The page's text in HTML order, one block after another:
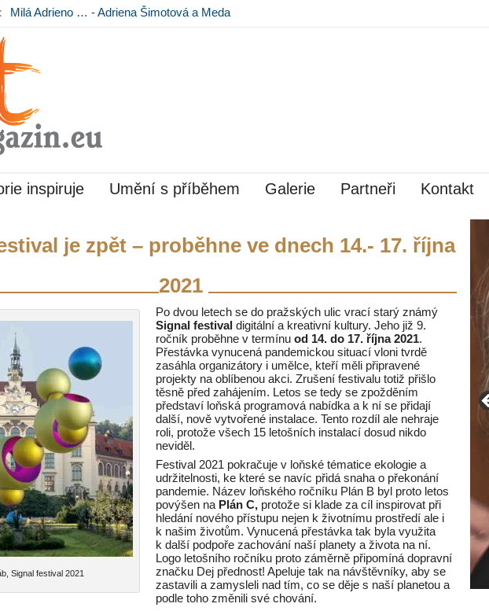
Milá Adrieno … - Adriena Šimotová a Meda
inspiruje Umění s příběhem Galerie Partneři Kontakt
je zpět – proběhne ve dnech 14.- 17. října
2021
Signal festival 2021
Po dvou letech se do pražských ulic vrací starý známý
Signal festival digitální a kreativní kultury. Jeho již 9.
ročník proběhne v termínuod 14. do 17. října 2021.
Přestávka vynucená pandemickou situací vloni tvrdě
zasáhla organizátory i umělce, kteří měli připravené
projekty na oblíbenou akci. Zrušení festivalu totiž přišlo
těsně před zahájením. Letos se tedy se zpožděním
představí loňská programová nabídka a k ní se přidají
další, nově vytvořené instalace. Tento rozdíl ale nehraje
roli, protože všech 15 letošních instalací dosud nikdo
neviděl.
Festival 2021 pokračuje v loňské tématice ekologie a
udržitelnosti, ke které se navíc přidá snaha o překonání
pandemie. Název loňského ročníku Plán B byl proto letos
povýšen na Plán C, protože si klade za cíl inspirovat při
hledání nového přístupu nejen k životnímu prostředí ale i
k našim životům. Vynucená přestávka tak byla využita
k další podpoře zachování naší planety a života na ní.
Logo letošního ročníku proto záměrně připomíná dopravní
značku Dej přednost! Apeluje tak na návštěvníky, aby se
zastavili a zamysleli nad tím, co se děje s naší planetou a
podle toho změnili své chování.